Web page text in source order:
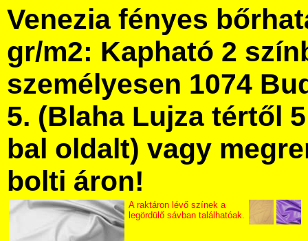
Venezia fényes
gr/m2: Kapható 2
személyesen 1074
5. (Blaha Lujza tértől
bal oldalt) vagy
bolti áron!
A raktáron lévő színek a
legördülő sávban találhatóak.